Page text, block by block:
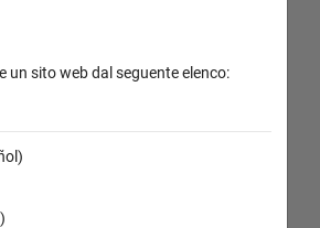
un sito web dal seguente elenco: